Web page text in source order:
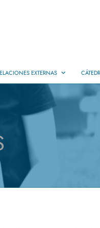
EXTERNAS
Dobles Titulaciones
Internacionales
en Empresas
de Empleo
Ofertas de Práctica y Empleo